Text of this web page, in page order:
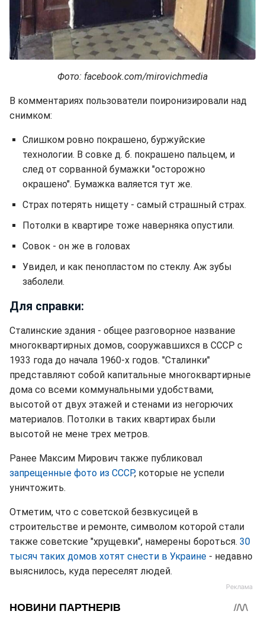
Фото: facebook.com/mirovichmedia
В комментариях пользователи поиронизировали над
снимком:
Слишком ровно покрашено, буржуйские
технологии. В совке д. б. покрашено пальцем, и
след от сорванной бумажки "осторожно
окрашено". Бумажка валяется тут же.
Страх потерять нищету - самый страшный страх.
Потолки в квартире тоже наверняка опустили.
Совок - он же в головах
Увидел, и как пенопластом по стеклу. Аж зубы
заболели.
Для справки:
Сталинские здания - общее разговорное название
многоквартирных домов, сооружавшихся в СССР с
1933 года до начала 1960-х годов. "Сталинки"
представляют собой капитальные многоквартирные
дома со всеми коммунальными удобствами,
высотой от двух этажей и стенами из негорючих
материалов. Потолки в таких квартирах были
высотой не мене трех метров.
Ранее Максим Мирович также публиковал
запрещенные фото из СССР, которые не успели
уничтожить.
Отметим, что с советской безвкусицей в
строительстве и ремонте, символом которой стали
также советские "хрущевки", намерены бороться. 30
тысяч таких домов хотят снести в Украине - недавно
выяснилось, куда переселят людей.